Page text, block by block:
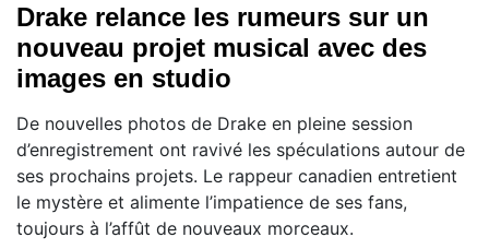
Drake relance les rumeurs sur un
nouveau projet musical avec des
images en studio
De nouvelles photos de Drake en pleine session
d’enregistrement ont ravivé les spéculations autour de
ses prochains projets. Le rappeur canadien entretient
le mystère et alimente l’impatience de ses fans,
toujours à l’affût de nouveaux morceaux.